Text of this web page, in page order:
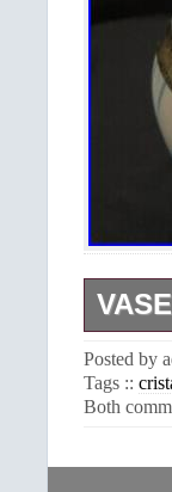
beaux
Nous
Posted by
Tags ::
Both